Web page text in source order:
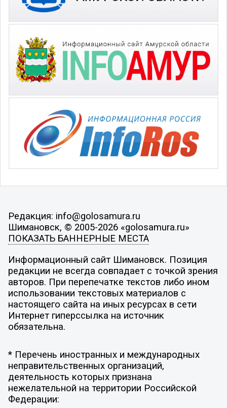
Редакция: info@golosamura.ru
Шимановск, © 2005-2026 «golosamura.ru»
ПОКАЗАТЬ БАННЕРНЫЕ МЕСТА
Информационный сайт Шимановск. Позиция
редакции не всегда совпадает с точкой зрения
авторов. При перепечатке текстов либо ином
использовании текстовых материалов с
настоящего сайта на иных ресурсах в сети
Интернет гиперссылка на источник
обязательна.
* Перечень иностранных и международных
неправительственных организаций,
деятельность которых признана
нежелательной на территории Российской
Федерации: